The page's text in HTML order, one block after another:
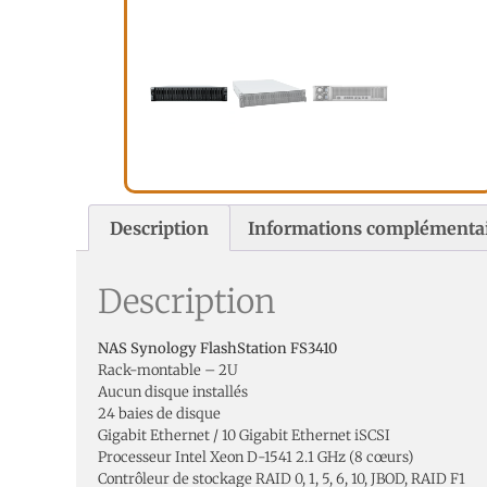
Description Informations
Description
NAS Synology FlashStation FS3410
Rack-montable – 2U
Aucun disque installés
24 baies de disque
Gigabit Ethernet / 10 Gigabit Ethernet iSCSI
Processeur Intel Xeon D-1541 2.1 GHz (8 cœurs)
Contrôleur de stockage RAID 0, 1, 5, 6, 10, JBOD, RAID F1